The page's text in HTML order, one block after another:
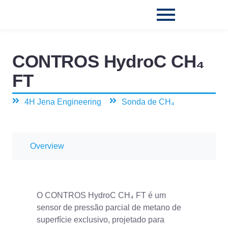
CONTROS HydroC CH₄
FT
4H Jena Engineering Sonda de CH₄
Overview
O CONTROS HydroC CH₄ FT é um
sensor de pressão parcial de metano de
superfície exclusivo, projetado para